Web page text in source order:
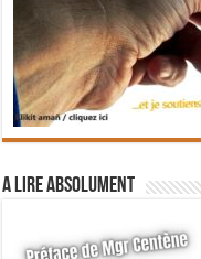
A lire absolument